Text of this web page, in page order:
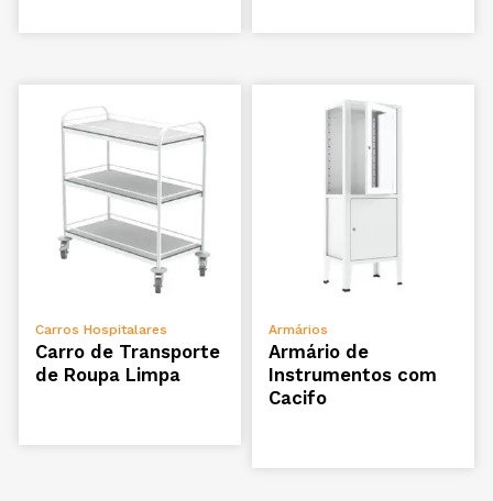
VER OPÇÕES
Carros Hospitalares
Carro de Transporte
de Roupa Limpa
Armários
Armário de
Instrumentos com
Cacifo